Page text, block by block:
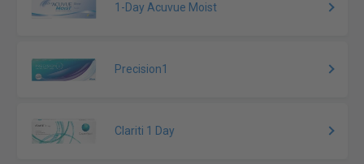
1-Day Acuvue Moist
Precision1
Clariti 1 Day